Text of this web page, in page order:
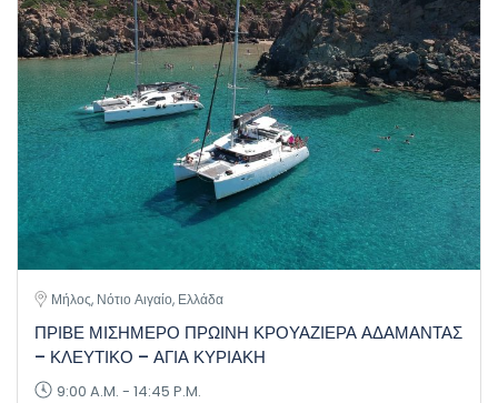
Μήλος, Νότιο Αιγαίο, Ελλάδα
ΠΡΙΒΕ ΜΙΣΗΜΕΡΟ ΠΡΩΙΝΗ ΚΡΟΥΑΖΙΕΡΑ ΑΔΑΜΑΝΤΑΣ
– ΚΛΕΥΤΙΚΟ – ΑΓΙΑ ΚΥΡΙΑΚΗ
9:00 A.M. - 14:45 P.M.